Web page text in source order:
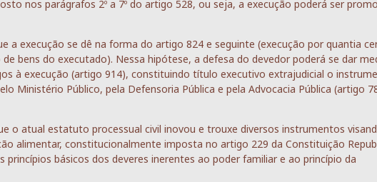
nos parágrafos 2º a 7º do artigo 528, ou seja, a execução poderá ser
a execução se dê na forma do artigo 824 e seguinte (execução por quantia
bens do executado). Nessa hipótese, a defesa do devedor poderá se dar
à execução (artigo 914), constituindo título executivo extrajudicial o
Ministério Público, pela Defensoria Pública e pela Advocacia Pública (artigo
o atual estatuto processual civil inovou e trouxe diversos instrumentos
alimentar, constitucionalmente imposta no artigo 229 da Constituição
princípios básicos dos deveres inerentes ao poder familiar e ao princípio da